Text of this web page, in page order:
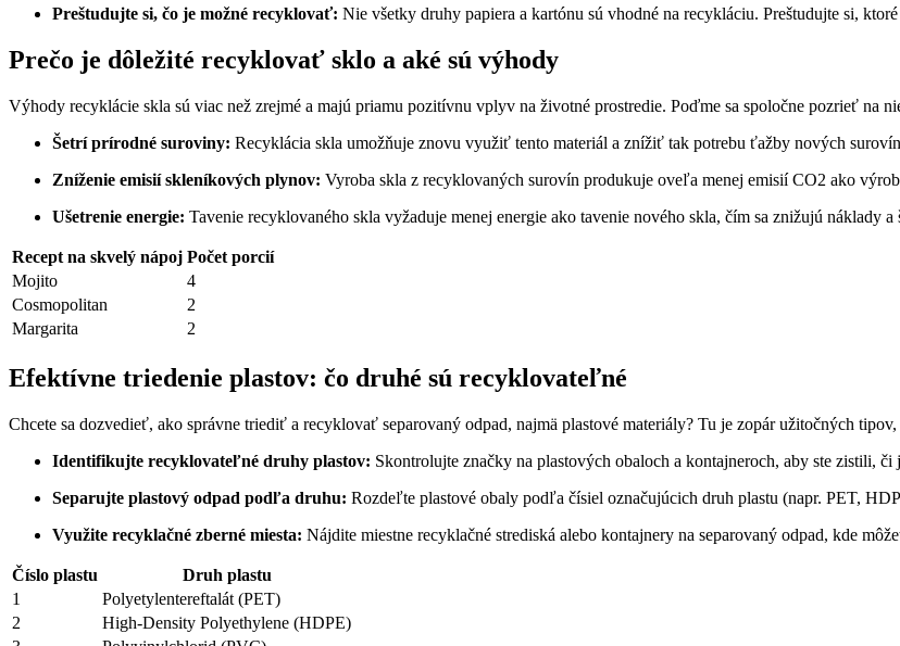
Preštudujte si, čo je možné recyklovať: Nie všetky druhy papiera a kartónu sú vhodné na recykláciu. Preštudujte si,
Prečo je dôležité recyklovať sklo a aké sú výhody
Výhody recyklácie skla sú viac než zrejmé a majú priamu pozitívnu vplyv na životné prostredie. Poďme sa spoločne pozrieť na
Šetrí prírodné suroviny: Recyklácia skla umožňuje znovu využiť tento materiál a znížiť tak potrebu ťažby nových
Zníženie emisií skleníkových plynov: Vyroba skla z recyklovaných surovín produkuje oveľa menej emisií CO2 ako
Ušetrenie energie: Tavenie recyklovaného skla vyžaduje menej energie ako tavenie nového skla, čím sa znižujú náklady a
Recept na skvelý nápoj Počet porcií
Mojito
4
Cosmopolitan
2
Margarita
2
Efektívne triedenie plastov: čo druhé sú recyklovateľné
Chcete sa dozvedieť, ako správne triediť a recyklovať separovaný odpad, najmä plastové materiály? Tu je zopár užitočných
Identifikujte recyklovateľné druhy plastov: Skontrolujte značky na plastových obaloch a kontajneroch, aby ste zistili,
Separujte plastový odpad podľa druhu: Rozdeľte plastové obaly podľa čísiel označujúcich druh plastu (napr. PET,
Využite recyklačné zberné miesta: Nájdite miestne recyklačné strediská alebo kontajnery na separovaný odpad, kde
Číslo plastu
Druh plastu
1
Polyetylentereftalát (PET)
2
High-Density Polyethylene (HDPE)